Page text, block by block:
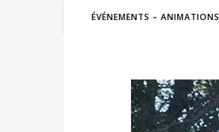
ÉVÉNEMENTS – ANIMATIONS